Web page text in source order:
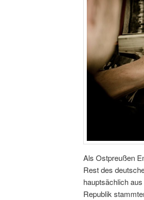
Als Ostpreußen
Rest des
hauptsächlich
Republik